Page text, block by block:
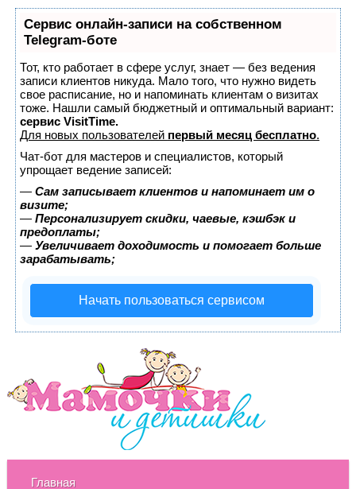
Сервис онлайн-записи на собственном
Telegram-боте
Тот, кто работает в сфере услуг, знает — без ведения
записи клиентов никуда. Мало того, что нужно видеть
свое расписание, но и напоминать клиентам о визитах
тоже. Нашли самый бюджетный и оптимальный вариант:
сервис VisitTime.
Для новых пользователей первый месяц бесплатно.
Чат-бот для мастеров и специалистов, который
упрощает ведение записей:
— Сам записывает клиентов и напоминает им о
визите;
— Персонализирует скидки, чаевые, кэшбэк и
предоплаты;
— Увеличивает доходимость и помогает больше
зарабатывать;
Начать пользоваться сервисом
Главная